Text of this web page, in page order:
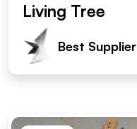
Living Tree
Best